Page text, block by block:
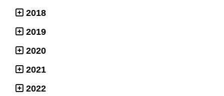
2018
2019
2020
2021
2022